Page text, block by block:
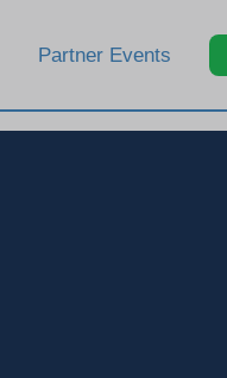
Partner Events